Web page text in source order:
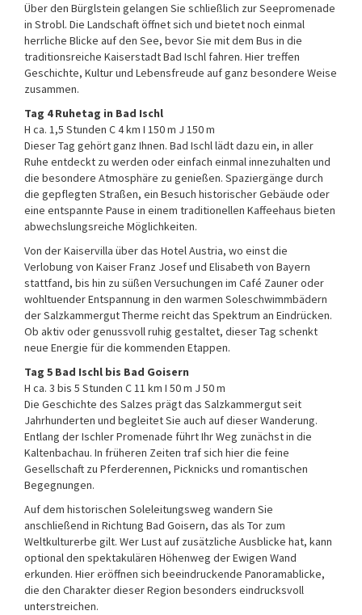
Über den Bürglstein gelangen Sie schließlich zur Seepromenade
in Strobl. Die Landschaft öffnet sich und bietet noch einmal
herrliche Blicke auf den See, bevor Sie mit dem Bus in die
traditionsreiche Kaiserstadt Bad Ischl fahren. Hier treffen
Geschichte, Kultur und Lebensfreude auf ganz besondere Weise
zusammen.
Tag 4 Ruhetag in Bad Ischl
H ca. 1,5 Stunden C 4 km I 150 m J 150 m
Dieser Tag gehört ganz Ihnen. Bad Ischl lädt dazu ein, in aller
Ruhe entdeckt zu werden oder einfach einmal innezuhalten und
die besondere Atmosphäre zu genießen. Spaziergänge durch
die gepflegten Straßen, ein Besuch historischer Gebäude oder
eine entspannte Pause in einem traditionellen Kaffeehaus bieten
abwechslungsreiche Möglichkeiten.
Von der Kaiservilla über das Hotel Austria, wo einst die
Verlobung von Kaiser Franz Josef und Elisabeth von Bayern
stattfand, bis hin zu süßen Versuchungen im Café Zauner oder
wohltuender Entspannung in den warmen Soleschwimmbädern
der Salzkammergut Therme reicht das Spektrum an Eindrücken.
Ob aktiv oder genussvoll ruhig gestaltet, dieser Tag schenkt
neue Energie für die kommenden Etappen.
Tag 5 Bad Ischl bis Bad Goisern
H ca. 3 bis 5 Stunden C 11 km I 50 m J 50 m
Die Geschichte des Salzes prägt das Salzkammergut seit
Jahrhunderten und begleitet Sie auch auf dieser Wanderung.
Entlang der Ischler Promenade führt Ihr Weg zunächst in die
Kaltenbachau. In früheren Zeiten traf sich hier die feine
Gesellschaft zu Pferderennen, Picknicks und romantischen
Begegnungen.
Auf dem historischen Soleleitungsweg wandern Sie
anschließend in Richtung Bad Goisern, das als Tor zum
Weltkulturerbe gilt. Wer Lust auf zusätzliche Ausblicke hat, kann
optional den spektakulären Höhenweg der Ewigen Wand
erkunden. Hier eröffnen sich beeindruckende Panoramablicke,
die den Charakter dieser Region besonders eindrucksvoll
unterstreichen.